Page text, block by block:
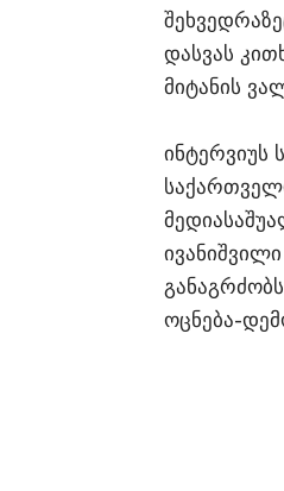
დასვას
მიტანის
ინტერვიუს
ოცნება-